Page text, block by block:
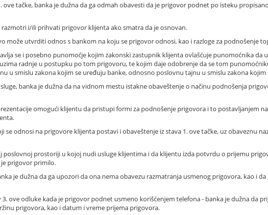
tačke, banka je dužna da ga odmah obavesti da je prigovor podnet po isteku
i/ili prihvati prigovor klijenta ako smatra da je osnovan.
može utvrditi odnos s bankom na koju se prigovor odnosi, kao i razloge za podnošenje
se i posebno punomoćje kojim zakonski zastupnik klijenta ovlašćuje punomoćnika da
radnje u postupku po tom prigovoru, te kojim daje odobrenje da se tom
u smislu zakona kojim se uređuju banke, odnosno poslovnu tajnu u smislu zakona
banka je dužna da na vidnom mestu istakne obaveštenje o načinu podnošenja
omogući klijentu da pristupi formi za podnošenje prigovora i to postavljanjem
se odnosi na prigovore klijenta postavi i obaveštenje iz stava 1. ove tačke, uz obaveznu
poslovnoj prostoriji u kojoj nudi usluge klijentima i da klijentu izda potvrdu o prijemu
prigovor primilo.
je dužna da ga upozori da ona nema obavezu razmatranja usmenog prigovora, kao i da
3. ove odluke kada je prigovor podnet usmeno korišćenjem telefona - banka je dužna da
prigovora, kao i datum i vreme prijema prigovora.